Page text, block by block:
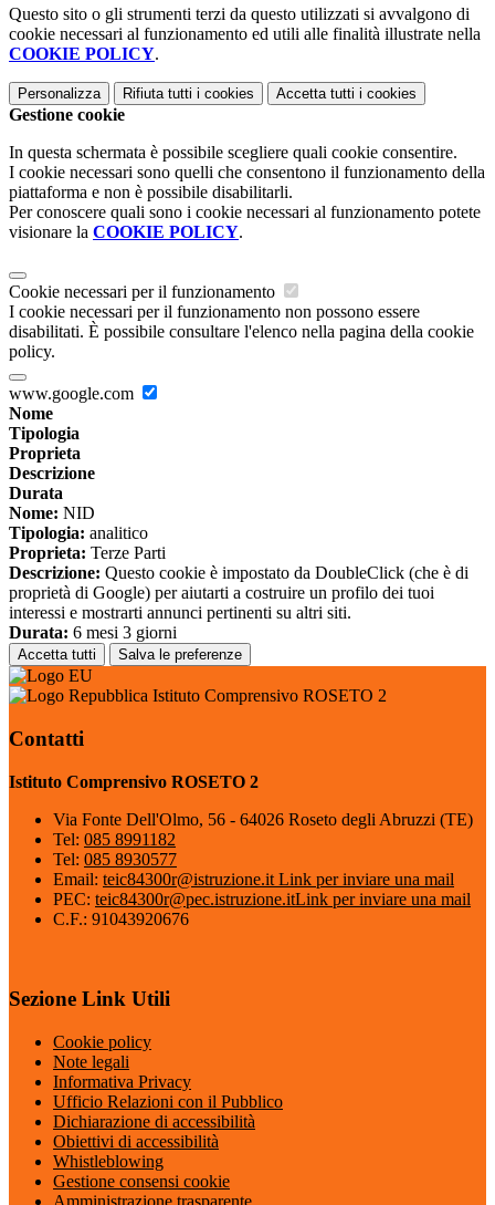
Questo sito o gli strumenti terzi da questo utilizzati si avvalgono di
cookie necessari al funzionamento ed utili alle finalità illustrate nella
COOKIE POLICY.
Personalizza Rifiuta tutti i cookies Accetta tutti i cookies
Gestione cookie
In questa schermata è possibile scegliere quali cookie consentire.
I cookie necessari sono quelli che consentono il funzionamento della
piattaforma e non è possibile disabilitarli.
Per conoscere quali sono i cookie necessari al funzionamento potete
visionare la COOKIE POLICY.
Cookie necessari per il funzionamento
I cookie necessari per il funzionamento non possono essere
disabilitati. È possibile consultare l'elenco nella pagina della cookie
policy.
www.google.com
Nome
Tipologia
Proprieta
Descrizione
Durata
Nome: NID
Tipologia: analitico
Proprieta: Terze Parti
Descrizione: Questo cookie è impostato da DoubleClick (che è di
proprietà di Google) per aiutarti a costruire un profilo dei tuoi
interessi e mostrarti annunci pertinenti su altri siti.
Durata: 6 mesi 3 giorni
Accetta tutti Salva le preferenze
Istituto Comprensivo ROSETO 2
Contatti
Istituto Comprensivo ROSETO 2
Via Fonte Dell'Olmo, 56 - 64026 Roseto degli Abruzzi (TE)
Tel: 085 8991182
Tel: 085 8930577
Email: teic84300r@istruzione.it Link per inviare una mail
PEC: teic84300r@pec.istruzione.itLink per inviare una mail
C.F.: 91043920676
Sezione Link Utili
Cookie policy
Note legali
Informativa Privacy
Ufficio Relazioni con il Pubblico
Dichiarazione di accessibilità
Obiettivi di accessibilità
Whistleblowing
Gestione consensi cookie
Amministrazione trasparente